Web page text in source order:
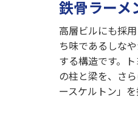
鉄骨ラーメ
高層ビルにも採
ち味であるしな
する構造です。
の柱と梁を、さ
ースケルトン」を